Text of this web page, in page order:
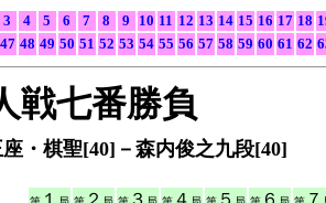
3 4 5 6 7 8 9 10 11 12 13 14 15 16 17 18
47 48 49 50 51 52 53 54 55 56 57 58 59 60 61 62
戦七番勝負
・棋聖[40]－森内俊之九段[40]
１ ２ ３ ４ ５ ６ ７